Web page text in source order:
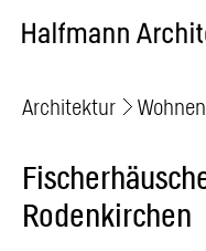
to
Architektur Wohnen
Rodenkirchen